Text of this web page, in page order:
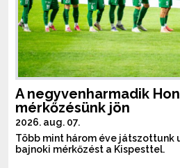
A negyvenharmadik
mérkőzésünk jön
2026. aug. 07.
Több mint három éve játszottunk
bajnoki mérkőzést a Kispesttel.